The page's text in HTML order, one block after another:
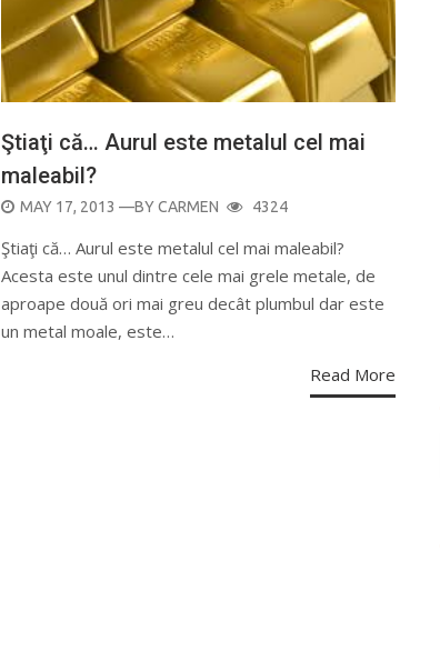
Ştiaţi că… Aurul este metalul cel mai
maleabil?
POSTED
MAY 17, 2013 —BYCARMEN 4324
Ştiaţi că… Aurul este metalul cel mai maleabil?
Acesta este unul dintre cele mai grele metale, de
aproape două ori mai greu decât plumbul dar este
un metal moale, este…
Read More